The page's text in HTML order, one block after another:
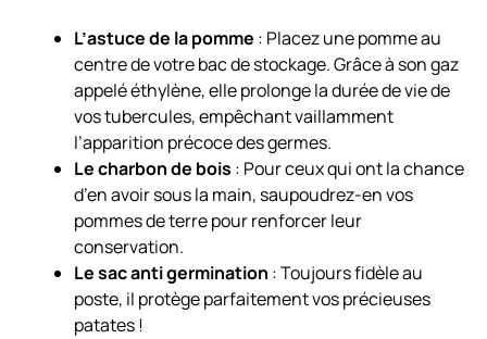
L’astuce de la pomme : Placez une pomme au
centre de votre bac de stockage. Grâce à son gaz
appelé éthylène, elle prolonge la durée de vie de
vos tubercules, empêchant vaillamment
l’apparition précoce des germes.
Le charbon de bois : Pour ceux qui ont la chance
d’en avoir sous la main, saupoudrez-en vos
pommes de terre pour renforcer leur
conservation.
Le sac anti germination : Toujours fidèle au
poste, il protège parfaitement vos précieuses
patates !